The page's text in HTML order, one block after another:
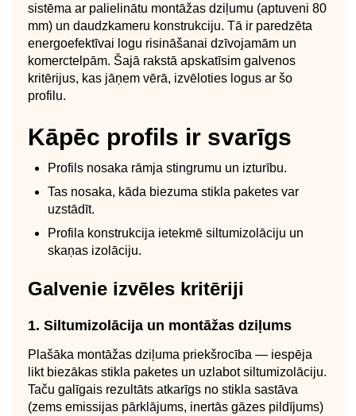
sistēma ar palielinātu montāžas dziļumu (aptuveni 80
mm) un daudzkameru konstrukciju. Tā ir paredzēta
energoefektīvai logu risināšanai dzīvojamām un
komerctelpām. Šajā rakstā apskatīsim galvenos
kritērijus, kas jāņem vērā, izvēloties logus ar šo
profilu.
Kāpēc profils ir svarīgs
Profils nosaka rāmja stingrumu un izturību.
Tas nosaka, kāda biezuma stikla paketes var
uzstādīt.
Profila konstrukcija ietekmē siltumizolāciju un
skaņas izolāciju.
Galvenie izvēles kritēriji
1. Siltumizolācija un montāžas dziļums
Plašāka montāžas dziļuma priekšrocība — iespēja
likt biezākas stikla paketes un uzlabot siltumizolāciju.
Taču galīgais rezultāts atkarīgs no stikla sastāva
(zems emissijas pārklājums, inertās gāzes pildījums)